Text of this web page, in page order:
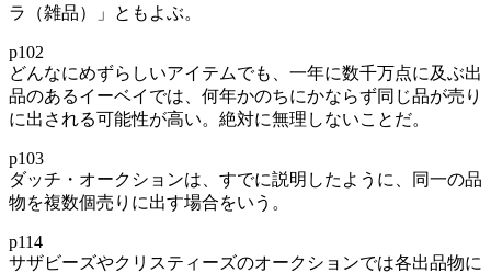
ラ（雑品）」ともよぶ。
p102
どんなにめずらしいアイテムでも、一年に数千万点に及ぶ出
品のあるイーベイでは、何年かのちにかならず同じ品が売り
に出される可能性が高い。絶対に無理しないことだ。
p103
ダッチ・オークションは、すでに説明したように、同一の品
物を複数個売りに出す場合をいう。
p114
サザビーズやクリスティーズのオークションでは各出品物に